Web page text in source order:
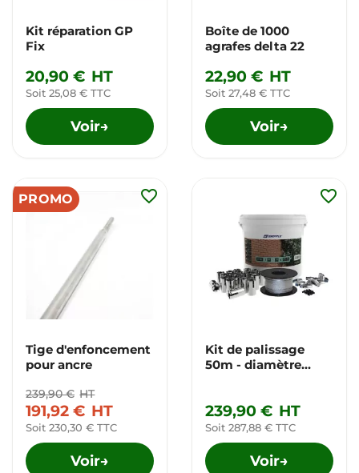
Kit réparation GP
Fix
20,90 € HT
Soit 25,08 € TTC
Voir→
Boîte de 1000
agrafes delta 22
22,90 € HT
Soit 27,48 € TTC
Voir→
PROMO
Tige d'enfoncement
pour ancre
239,90 € HT
191,92 € HT
Soit 230,30 € TTC
Voir→
favorite_border
Kit de palissage
50m - diamètre
239,90 € HT
Soit 287,88 € TTC
Voir→
favorite_border